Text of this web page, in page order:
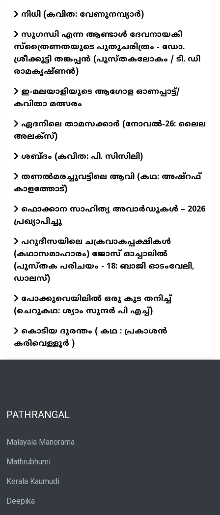
നിധി (കവിത: വേണുനമ്പ്യാർ)
സുഗന്ധി എന്ന ആണ്ടാള്‍ ദേവനായകി
സ്ത്രൈണതയുടെ പുതുചരിത്രം - ഡോ.
ശ്രീക്കുട്ടി തങ്കപ്പന്‍ (പുസ്തകലോകം / ടി. ഡി
രാമകൃഷ്ണന്‍)
ഇ-മലയാളിയുടെ ആഗോള ഓണപ്പാട്ട്/
കവിതാ മത്സരം
ഏദനിലെ താമസക്കാർ (നോവല്‍-26: ലൈല
അലക്‌സ്)
ശബ്ദം (കവിത: പി. സിസിലി)
തണൽമരച്ചുവട്ടിലെ ആവി (കഥ: അഷ്‌റഫ്
കാളത്തോട്)
ഫൊക്കാന സാഹിത്യ അവാർഡുകൾ – 2026
പ്രഖ്യാപിച്ചു
പറുദീസയിലെ ചക്രവാകപ്പക്ഷികൾ
(കഥാസമാഹാരം) ജോസ് ഓച്ചാലിൽ
(പുസ്തക പരിചയം - 18: ബാജി ഓടംവേലി,
ഡാലസ്)
പോക്കുവെയിലിൽ ഒരു കുട തനിച്ച്
(ചെറുകഥ: ശ്യാം സുന്ദര്‍ പി എച്ച്)
കൊടിയ ദുരന്തം ( കഥ : പ്രകാശൻ
കരിവെള്ളൂർ )
PATHRANGAL
Malayala Manorama
Mathrubhumi
Kerala Kaumudi
Deepika